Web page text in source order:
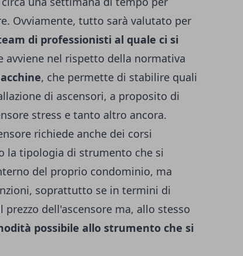
Ovviamente, tutto sarà valutato per
di professionisti al quale ci si
avviene nel rispetto della normativa
, che permette di stabilire quali
di ascensori, a proposito di
stress e tanto altro ancora.
richiede anche dei corsi
la tipologia di strumento che si
del proprio condominio, ma
soprattutto se in termini di
dell'ascensore ma, allo stesso
possibile allo strumento che si